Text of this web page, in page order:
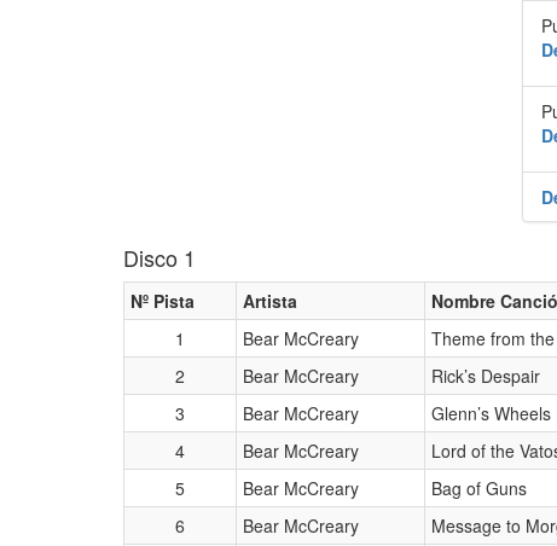
Disco 1
Nº Pista Artista Nombre
1
Bear McCreary Theme from
2
Bear McCreary Rick’s Despair
3
Bear McCreary Glenn’s Wheels
4
Bear McCreary Lord of the
5
Bear McCreary Bag of Guns
6
Bear McCreary Message to